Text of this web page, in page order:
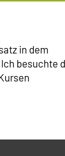
in dem
besuchte